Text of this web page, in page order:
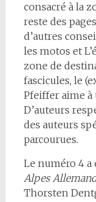
consacré à la
reste des
d’autres
les motos et
zone de
fascicules, le
Pfeiffer aime à
D’auteurs
des auteurs
parcourues.
Le numéro 4 a
Alpes
Thorsten